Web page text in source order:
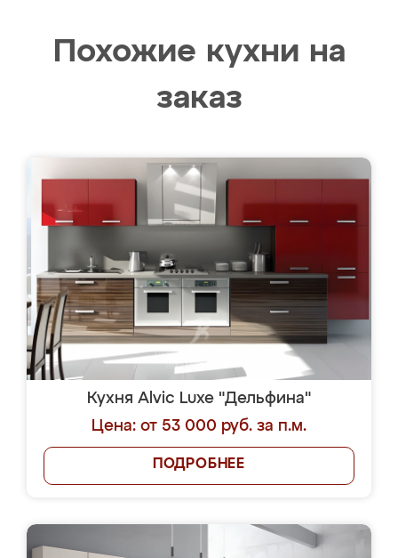
Похожие кухни на
заказ
Кухня Alvic Luxe "Дельфина"
Цена: от 53 000 руб. за п.м.
ПОДРОБНЕЕ